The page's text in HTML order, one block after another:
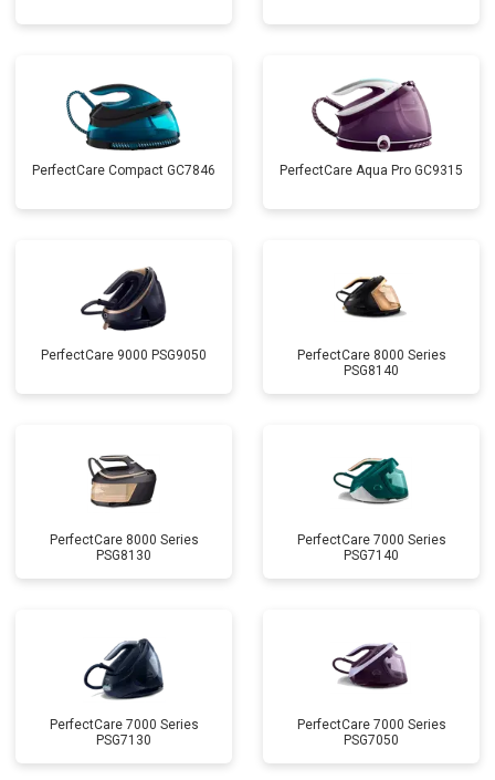
PerfectCare Compact GC7846 PerfectCare Aqua Pro GC9315
PerfectCare 9000 PSG9050
PerfectCare 8000 Series
PSG8140
PerfectCare 8000 Series
PSG8130
PerfectCare 7000 Series
PSG7140
PerfectCare 7000 Series
PSG7130
PerfectCare 7000 Series
PSG7050